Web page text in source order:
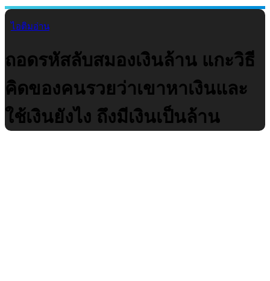
ไอติมอ่าน
ถอดรหัสลับสมองเงินล้าน แกะวิธี
คิดของคนรวยว่าเขาหาเงินและ
ใช้เงินยังไง ถึงมีเงินเป็นล้าน